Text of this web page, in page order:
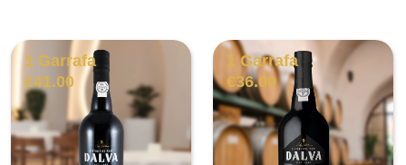
1 Garrafa
€41.00
1 Garrafa
€36.00